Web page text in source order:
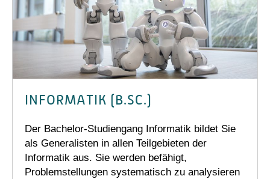
INFORMATIK (B.SC.)
Der Bachelor-Studiengang Informatik bildet Sie
als Generalisten in allen Teilgebieten der
Informatik aus. Sie werden befähigt,
Problemstellungen systematisch zu analysieren